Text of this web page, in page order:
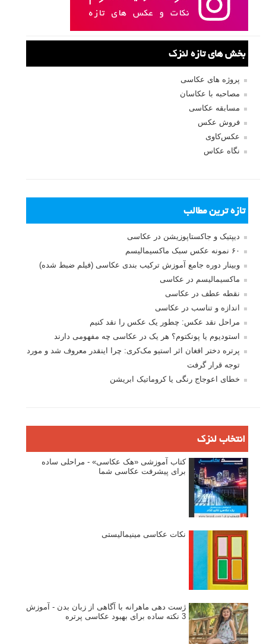
بخش های تازه لنزک
پروژه های عکاسی
مصاحبه با عکاسان
مسابقه عکاسی
فروش عکس
عکس‌کاوی
نگاه عکاس
تازه ترین مطالب
دیپتیک و جاکستا‌پوزیشن در عکاسی
۶۰ نمونه عکس سبک ماکسیمالیسم
وبینار دوره جامع آموزش ترکیب بندی عکاسی (فیلم ضبط شده)
ماکسیمالیسم در عکاسی
نقطه عطف در عکاسی
اندازه و تناسب در عکاسی
مراحل نقد عکس: چطور یک عکس را نقد کنیم
استودیوم یا پونکتوم؟ هر یک در عکاسی چه مفهومی دارند
پرتره دختر افغان اثر استیو مک‌کری: چرا اینقدر معروف شد و مورد
توجه قرار گرفت
خطای اعوجاج رنگی یا کروماتیک ابریشن
انتخاب لنزک
کتاب آموزشی «هک عکاسی» - مراحلی ساده
برای پیشرفت عکاسی شما
نکات عکاسی مینیمالیستی
ژست دهی ماهرانه با آگاهی از زبان بدن - آموزش
3 نکته ساده برای بهبود عکاسی پرتره